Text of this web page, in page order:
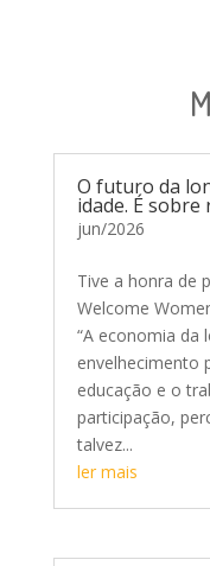
O futuro da
idade. É sobre
jun/2026
Tive a honra de
Welcome
“A economia da
envelhecimento
educação e o
participação,
talvez...
ler mais